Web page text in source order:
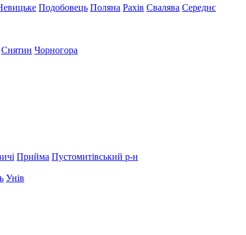
Подобовець Поляна Рахів Свалява Середнє
Снятин Чорногора
Прийма Пустомитівський р-н
Унів